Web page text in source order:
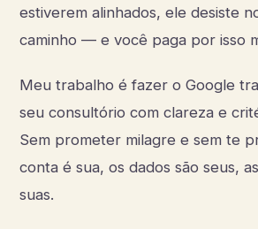
estiverem alinhados, ele desiste
caminho — e você paga por isso
Meu trabalho é fazer o Google
seu consultório com clareza e
Sem prometer milagre e sem te
conta é sua, os dados são seus,
suas.